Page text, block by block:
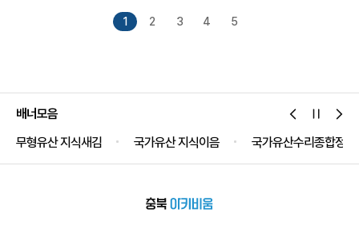
1 2 3 4 5
배너모음
무형유산 지식새김
국가유산 지식이음 국가유산수리종합정보